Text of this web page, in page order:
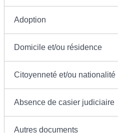
Adoption
Domicile et/ou résidence
Citoyenneté et/ou nationalité
Absence de casier judiciaire
Autres documents